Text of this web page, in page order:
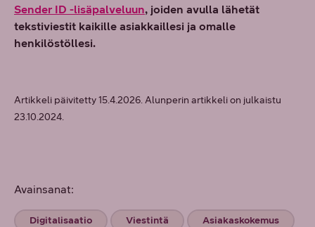
Sender ID -lisäpalveluun, joiden avulla lähetät
tekstiviestit kaikille asiakkaillesi ja omalle
henkilöstöllesi.
Artikkeli päivitetty 15.4.2026. Alunperin artikkeli on julkaistu
23.10.2024.
Avainsanat:
Digitalisaatio Viestintä Asiakaskokemus